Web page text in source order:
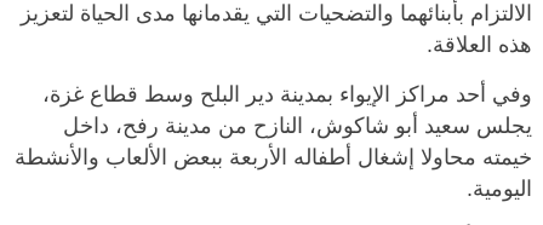
الالتزام بأبنائهما والتضحيات التي يقدمانها مدى الحياة لتعزيز
هذه العلاقة.
وفي أحد مراكز الإيواء بمدينة دير البلح وسط قطاع غزة،
يجلس سعيد أبو شاكوش، النازح من مدينة رفح، داخل
خيمته محاولا إشغال أطفاله الأربعة ببعض الألعاب والأنشطة
اليومية.